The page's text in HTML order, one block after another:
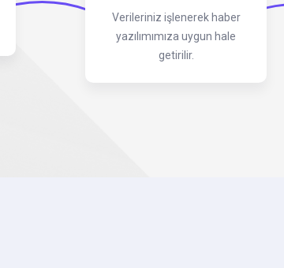
Verileriniz işlenerek haber
yazılımımıza uygun hale
getirilir.